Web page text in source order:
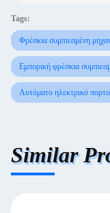
Tags:
Φρέσκια συμπιεσμένη
Εμπορική φρέσκια
Αυτόματο ηλεκτρικό
Similar